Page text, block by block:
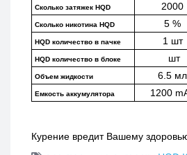
Сколько затяжек HQD 2000
Сколько никотина HQD 5 %
HQD количество в пачке 1 шт
HQD количество в блоке шт
Объем жидкости 6.5 мл
Емкость аккумулятора 1200
Курение вредит Вашему